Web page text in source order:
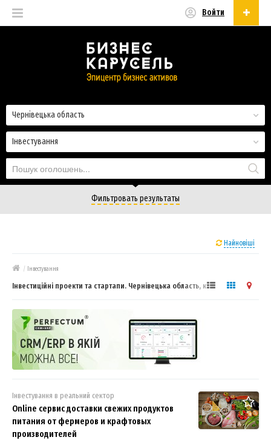
Войти
Інвестування
Чернівецька область
Фильтровать результаты
Найновіші
/ Інвестування
Інвестиційні проекти та стартапи. Чернівецька область, каталог
Інвестування в реальний сектор
Online сервис доставки свежих продуктов
питания от фермеров и крафтовых
производителей